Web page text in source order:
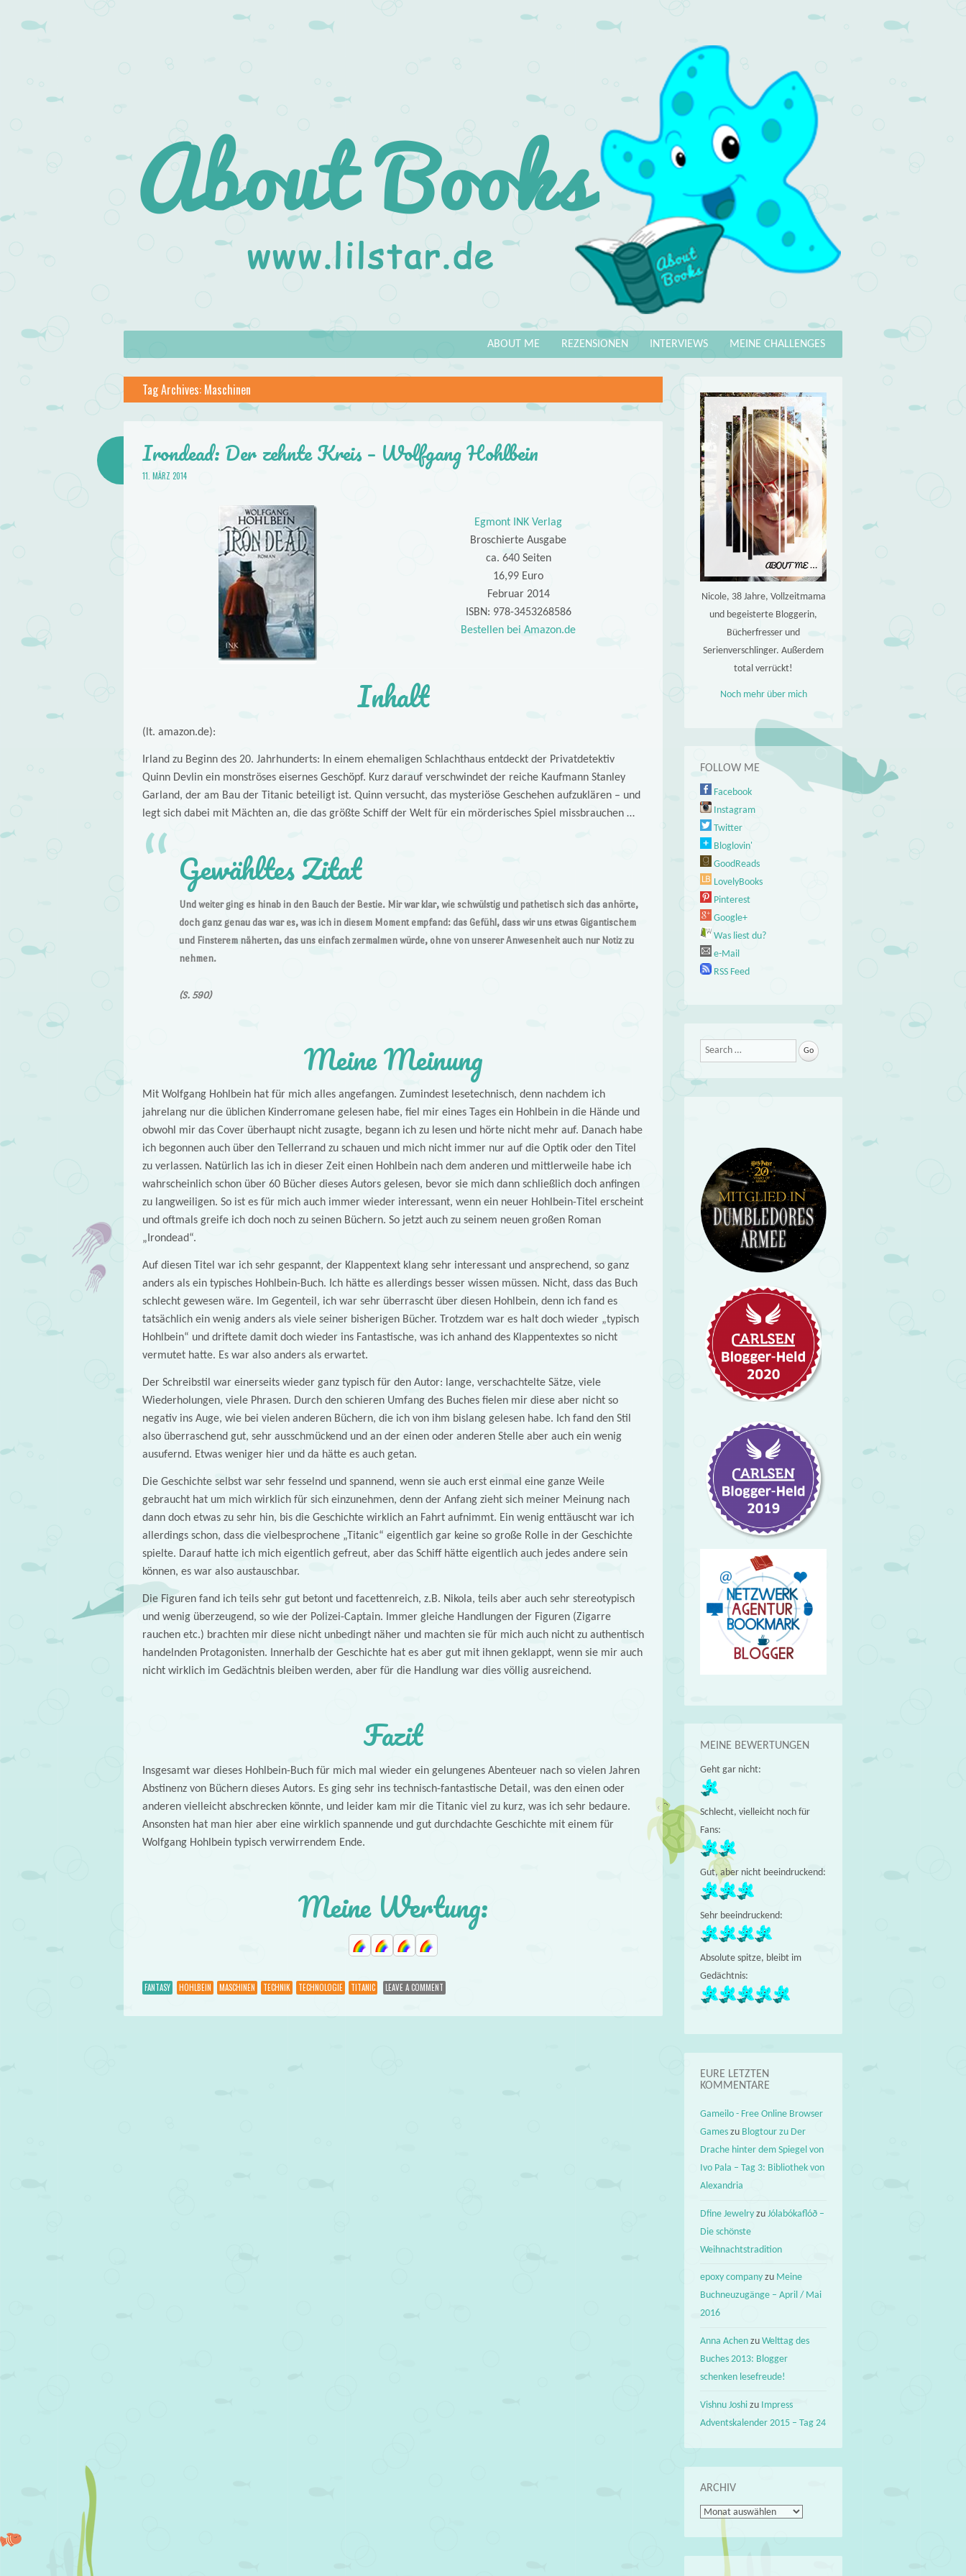
About
Books
Menu MEINE CHALLENGES
INTERVIEWS
REZENSIONEN
ABOUT ME
Tag Archives: Maschinen
Irondead: Der zehnte Kreis – Wolfgang Hohlbein
11. MÄRZ 2014
Egmont INK Verlag
Broschierte Ausgabe
ca. 640 Seiten
16,99 Euro
Februar 2014
ISBN: 978-3453268586
Bestellen bei Amazon.de
Inhalt
(lt. amazon.de):
Irland zu Beginn des 20. Jahrhunderts: In einem ehemaligen Schlachthaus entdeckt der Privatdetektiv
Quinn Devlin ein monströses eisernes Geschöpf. Kurz darauf verschwindet der reiche Kaufmann Stanley
Garland, der am Bau der Titanic beteiligt ist. Quinn versucht, das mysteriöse Geschehen aufzuklären – und
legt sich dabei mit Mächten an, die das größte Schiff der Welt für ein mörderisches Spiel missbrauchen …
Gewähltes Zitat
Und weiter ging es hinab in den Bauch der Bestie. Mir war klar, wie schwülstig und pathetisch sich das anhörte,
doch ganz genau das war es, was ich in diesem Moment empfand: das Gefühl, dass wir uns etwas Gigantischem
und Finsterem näherten, das uns einfach zermalmen würde, ohne von unserer Anwesenheit auch nur Notiz zu
nehmen.
(S. 590)
Meine Meinung
Mit Wolfgang Hohlbein hat für mich alles angefangen. Zumindest lesetechnisch, denn nachdem ich
jahrelang nur die üblichen Kinderromane gelesen habe, fiel mir eines Tages ein Hohlbein in die Hände und
obwohl mir das Cover überhaupt nicht zusagte, begann ich zu lesen und hörte nicht mehr auf. Danach habe
ich begonnen auch über den Tellerrand zu schauen und mich nicht immer nur auf die Optik oder den Titel
zu verlassen. Natürlich las ich in dieser Zeit einen Hohlbein nach dem anderen und mittlerweile habe ich
wahrscheinlich schon über 60 Bücher dieses Autors gelesen, bevor sie mich dann schließlich doch anfingen
zu langweiligen. So ist es für mich auch immer wieder interessant, wenn ein neuer Hohlbein-Titel erscheint
und oftmals greife ich doch noch zu seinen Büchern. So jetzt auch zu seinem neuen großen Roman
„Irondead“.
Auf diesen Titel war ich sehr gespannt, der Klappentext klang sehr interessant und ansprechend, so ganz
anders als ein typisches Hohlbein-Buch. Ich hätte es allerdings besser wissen müssen. Nicht, dass das Buch
schlecht gewesen wäre. Im Gegenteil, ich war sehr überrascht über diesen Hohlbein, denn ich fand es
tatsächlich ein wenig anders als viele seiner bisherigen Bücher. Trotzdem war es halt doch wieder „typisch
Hohlbein“ und driftete damit doch wieder ins Fantastische, was ich anhand des Klappentextes so nicht
vermutet hatte. Es war also anders als erwartet.
Der Schreibstil war einerseits wieder ganz typisch für den Autor: lange, verschachtelte Sätze, viele
Wiederholungen, viele Phrasen. Durch den schieren Umfang des Buches fielen mir diese aber nicht so
negativ ins Auge, wie bei vielen anderen Büchern, die ich von ihm bislang gelesen habe. Ich fand den Stil
also überraschend gut, sehr ausschmückend und an der einen oder anderen Stelle aber auch ein wenig
ausufernd. Etwas weniger hier und da hätte es auch getan.
Die Geschichte selbst war sehr fesselnd und spannend, wenn sie auch erst einmal eine ganze Weile
gebraucht hat um mich wirklich für sich einzunehmen, denn der Anfang zieht sich meiner Meinung nach
dann doch etwas zu sehr hin, bis die Geschichte wirklich an Fahrt aufnimmt. Ein wenig enttäuscht war ich
allerdings schon, dass die vielbesprochene „Titanic“ eigentlich gar keine so große Rolle in der Geschichte
spielte. Darauf hatte ich mich eigentlich gefreut, aber das Schiff hätte eigentlich auch jedes andere sein
können, es war also austauschbar.
Die Figuren fand ich teils sehr gut betont und facettenreich, z.B. Nikola, teils aber auch sehr stereotypisch
und wenig überzeugend, so wie der Polizei-Captain. Immer gleiche Handlungen der Figuren (Zigarre
rauchen etc.) brachten mir diese nicht unbedingt näher und machten sie für mich auch nicht zu authentisch
handelnden Protagonisten. Innerhalb der Geschichte hat es aber gut mit ihnen geklappt, wenn sie mir auch
nicht wirklich im Gedächtnis bleiben werden, aber für die Handlung war dies völlig ausreichend.
Fazit
Insgesamt war dieses Hohlbein-Buch für mich mal wieder ein gelungenes Abenteuer nach so vielen Jahren
Abstinenz von Büchern dieses Autors. Es ging sehr ins technisch-fantastische Detail, was den einen oder
anderen vielleicht abschrecken könnte, und leider kam mir die Titanic viel zu kurz, was ich sehr bedaure.
Ansonsten hat man hier aber eine wirklich spannende und gut durchdachte Geschichte mit einem für
Wolfgang Hohlbein typisch verwirrendem Ende.
Meine Wertung:
FANTASY HOHLBEIN MASCHINEN TECHNIK TECHNOLOGIE TITANIC LEAVE A COMMENT
Nicole, 38 Jahre, Vollzeitmama
und begeisterte Bloggerin,
Bücherfresser und
Serienverschlinger. Außerdem
total verrückt!
Noch mehr über mich
FOLLOW ME
Facebook
Instagram
Twitter
Bloglovin'
GoodReads
LovelyBooks
Pinterest
Google+
Was liest du?
e-Mail
RSS Feed
Search
MEINE BEWERTUNGEN
Geht gar nicht:
Schlecht, vielleicht noch für
Fans:
Gut, aber nicht beeindruckend:
Sehr beeindruckend:
Absolute spitze, bleibt im
Gedächtnis:
EURE LETZTEN
KOMMENTARE
Gameilo - Free Online Browser
Games zu Blogtour zu Der
Drache hinter dem Spiegel von
Ivo Pala – Tag 3: Bibliothek von
Alexandria
Dfine Jewelry zuJólabókaflóð –
Die schönste
Weihnachtstradition
epoxy company zu Meine
Buchneuzugänge – April / Mai
2016
Anna Achen zuWelttag des
Buches 2013: Blogger
schenken lesefreude!
Vishnu Joshi zu Impress
Adventskalender 2015 – Tag 24
ARCHIV
Archiv